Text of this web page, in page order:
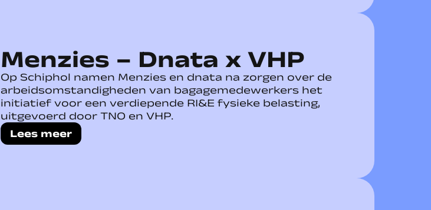
Menzies – Dnata x VHP
Op Schiphol namen Menzies en dnata na zorgen over de
arbeidsomstandigheden van bagagemedewerkers het
initiatief voor een verdiepende RI&E fysieke belasting,
uitgevoerd door TNO en VHP.
Lees meer